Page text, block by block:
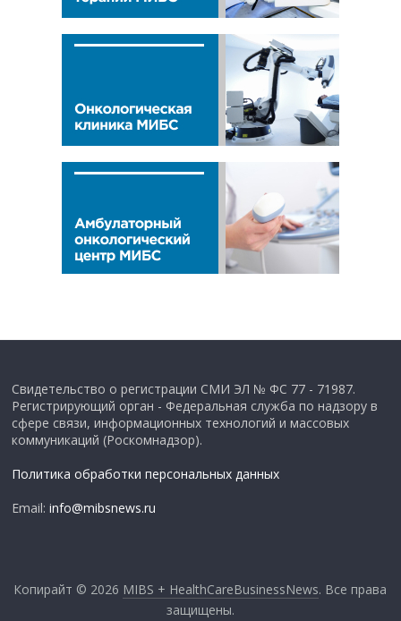
Свидетельство о регистрации СМИ ЭЛ № ФС 77 - 71987.
Регистрирующий орган - Федеральная служба по надзору в
сфере связи, информационных технологий и массовых
коммуникаций (Роскомнадзор).
Политика обработки персональных данных
Email:info@mibsnews.ru
Копирайт © 2026 MIBS + HealthCareBusinessNews. Все права
защищены.